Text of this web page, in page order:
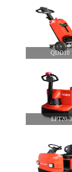
QDD10
EPT20-